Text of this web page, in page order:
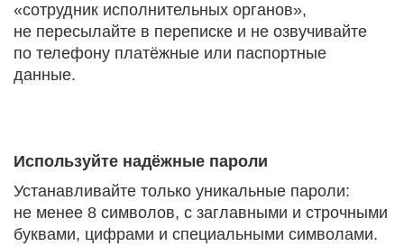
«сотрудник исполнительных органов»,
не пересылайте в переписке и не озвучивайте
по телефону платёжные или паспортные
данные.
Используйте надёжные пароли
Устанавливайте только уникальные пароли:
не менее 8 символов, с заглавными и строчными
буквами, цифрами и специальными символами.